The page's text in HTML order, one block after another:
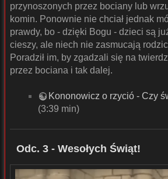
przynoszonych przez bociany lub
komin. Ponownie nie chciał jednak
prawdy, bo - dzięki Bogu - dzieci są
cieszy, ale niech nie zasmucają
Poradził im, by zgadzali się na
przez bociana i tak dalej.
Kononowicz o rzyció - Czy
(3:39 min)
Odc. 3 - Wesołych Świąt!